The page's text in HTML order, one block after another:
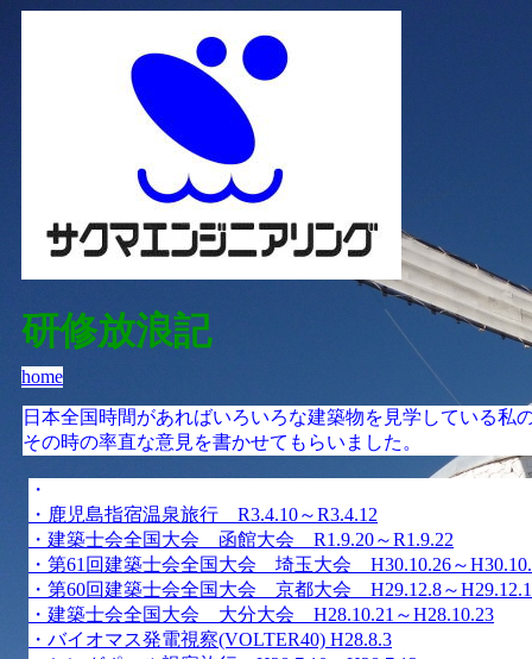
・
・鹿児島指宿温泉旅行 R3.4.10～R3.4.12
・建築士会全国大会 函館大会 R1.9.20～R1.9.22
・第61回建築士会全国大会 埼玉大会 H30.10.26～
・第60回建築士会全国大会 京都大会 H29.12.8～
・建築士会全国大会 大分大会 H28.10.21～H28.10.23
・バイオマス発電視察(VOLTER40) H28.8.3
日本全国時間があればいろいろな建築物を見学している私
その時の率直な意見を書かせてもらいました。
研修放浪記
home